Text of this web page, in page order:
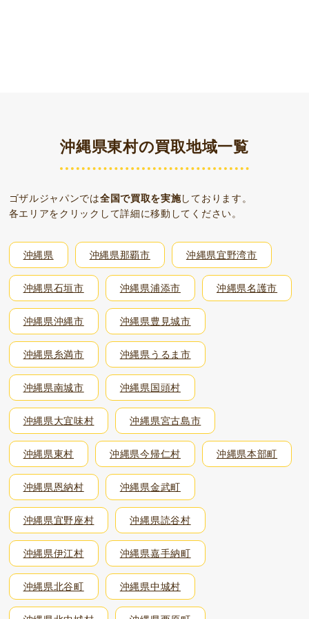
沖縄県東村の買取地域一覧
ゴザルジャパンでは全国で買取を実施しております。
各エリアをクリックして詳細に移動してください。
沖縄県 沖縄県那覇市 沖縄県宜野湾市
沖縄県石垣市 沖縄県浦添市 沖縄県名護市
沖縄県沖縄市 沖縄県豊見城市
沖縄県糸満市 沖縄県うるま市
沖縄県南城市 沖縄県国頭村
沖縄県大宜味村 沖縄県宮古島市
沖縄県東村 沖縄県今帰仁村 沖縄県本部町
沖縄県恩納村 沖縄県金武町
沖縄県宜野座村 沖縄県読谷村
沖縄県伊江村 沖縄県嘉手納町
沖縄県北谷町 沖縄県中城村